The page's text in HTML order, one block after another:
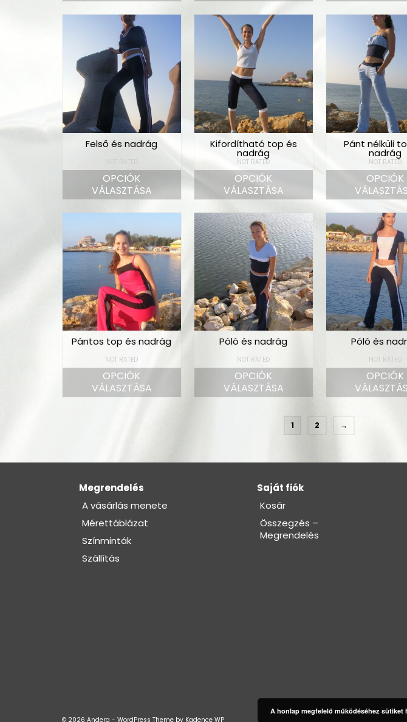
Felső és nadrág
OPCIÓK
VÁLASZTÁSA
Kifordítható top és
nadrág
NOT RATED
OPCIÓK
VÁLASZTÁSA
Pánt nélküli
nadrág
NOT RATED
OPCIÓK
Pántos top és nadrág
NOT RATED
OPCIÓK
VÁLASZTÁSA
Póló és nadrág
NOT RATED
OPCIÓK
VÁLASZTÁSA
Póló és
NOT RATED
OPCIÓK
1 2 →
Megrendelés
A vásárlás menete
Mérettáblázat
Színminták
Szállítás
Saját fiók
Kosár
Összegzés –
Megrendelés
© 2026 Andera - WordPress Theme by Kadence WP
A honlap megfelelő működéséhez sütiket